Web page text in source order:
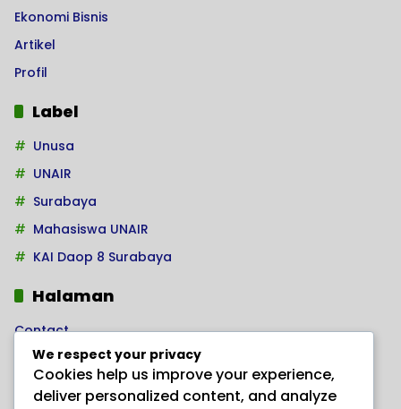
Ekonomi Bisnis
Artikel
Profil
Label
Unusa
UNAIR
Surabaya
Mahasiswa UNAIR
KAI Daop 8 Surabaya
Halaman
Contact
Home
Kode Etik Jurnalistik
We respect your privacy
Cookies help us improve your experience,
deliver personalized content, and analyze